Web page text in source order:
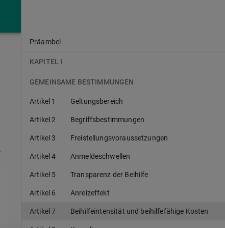
Präambel
KAPITEL I
GEMEINSAME BESTIMMUNGEN
Artikel 1 Geltungsbereich
Artikel 2 Begriffsbestimmungen
Artikel 3 Freistellungsvoraussetzungen
Artikel 4 Anmeldeschwellen
Artikel 5 Transparenz der Beihilfe
Artikel 6 Anreizeffekt
Artikel 7 Beihilfeintensität und beihilfefähige Kosten